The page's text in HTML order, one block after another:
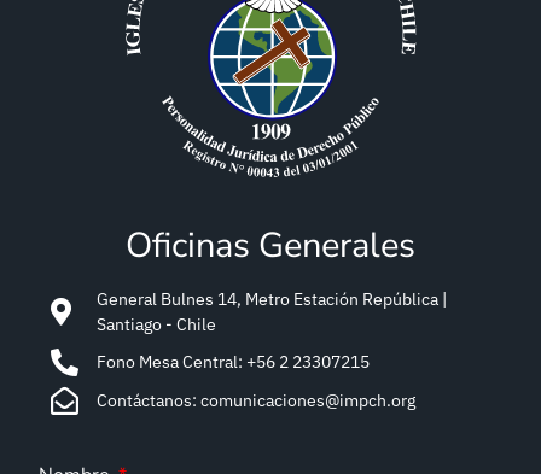
Oficinas Generales
General Bulnes 14, Metro Estación República |
Santiago - Chile
Fono Mesa Central: +56 2 23307215
Contáctanos: comunicaciones@impch.org